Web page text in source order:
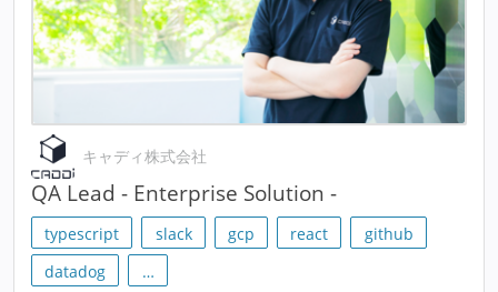
キャディ株式会社
QA Lead - Enterprise Solution -
typescript slack gcp react
github
datadog
…